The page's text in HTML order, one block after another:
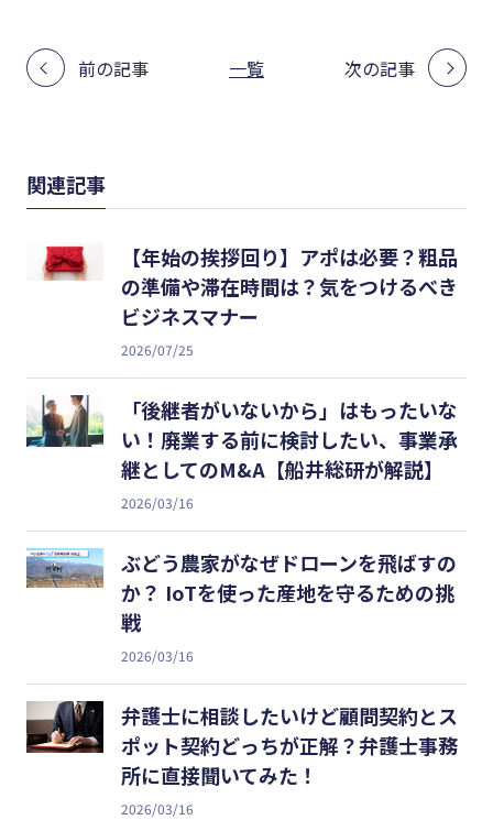
前の記事 一覧 次の記事
関連記事
【年始の挨拶回り】アポは必要？粗品
の準備や滞在時間は？気をつけるべき
ビジネスマナー
2026/07/25
「後継者がいないから」はもったいな
い！廃業する前に検討したい、事業承
継としてのM&A【船井総研が解説】
2026/03/16
ぶどう農家がなぜドローンを飛ばすの
か？ IoTを使った産地を守るための挑
戦
2026/03/16
弁護士に相談したいけど顧問契約とス
ポット契約どっちが正解？弁護士事務
所に直接聞いてみた！
2026/03/16